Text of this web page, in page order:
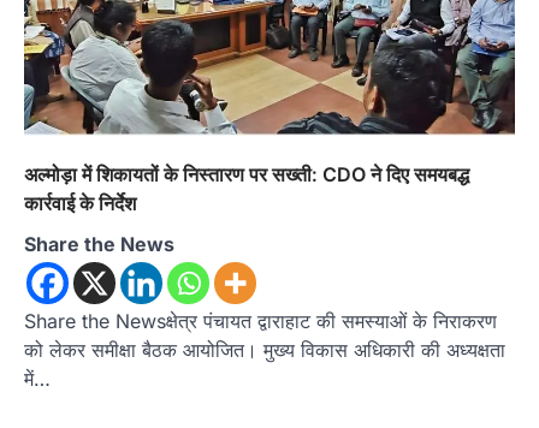
अल्मोड़ा में शिकायतों के निस्तारण पर सख्ती: CDO ने दिए समयबद्ध
कार्रवाई के निर्देश
Share the News
Share the Newsक्षेत्र पंचायत द्वाराहाट की समस्याओं के निराकरण
को लेकर समीक्षा बैठक आयोजित। मुख्य विकास अधिकारी की अध्यक्षता
में…
2
अल्मोड़ा उत्तराखण्ड कुमाऊं ख़बरें
कांग्रेस का गुस्सा, मंत्री और सरकार का पुतला
भतरोजखान में कांग्रेस का प्रदर्शन, स्वास्थ्य मंत्री व शिक्षा
मंत्री का फूंका पुतला 'विद्यालयों में…
अल्मोड़ा उत्तराखण्ड कुमाऊं ख़बरें